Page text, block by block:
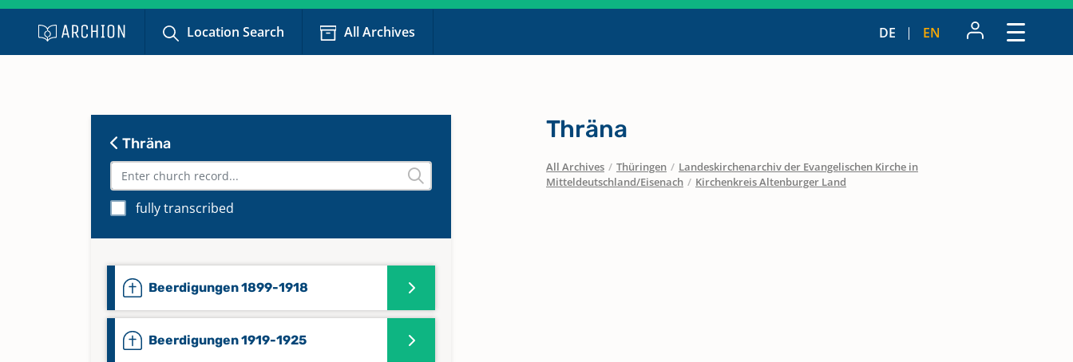
Location Search All Archives DE EN
Thräna
fully transcribed
Beerdigungen 1899-1918
Beerdigungen 1919-1925
Thräna
All Archives / Thüringen / Landeskirchenarchiv der Evangelischen Kirche in
Mitteldeutschland/Eisenach / Kirchenkreis Altenburger Land